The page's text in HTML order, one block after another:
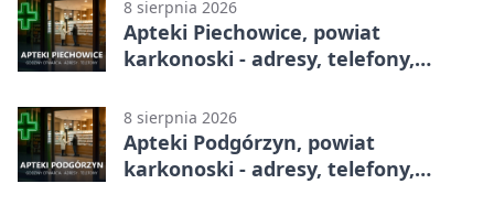
8 sierpnia 2026
Apteki Piechowice, powiat
karkonoski - adresy, telefony,
8 sierpnia 2026
Apteki Podgórzyn, powiat
karkonoski - adresy, telefony,